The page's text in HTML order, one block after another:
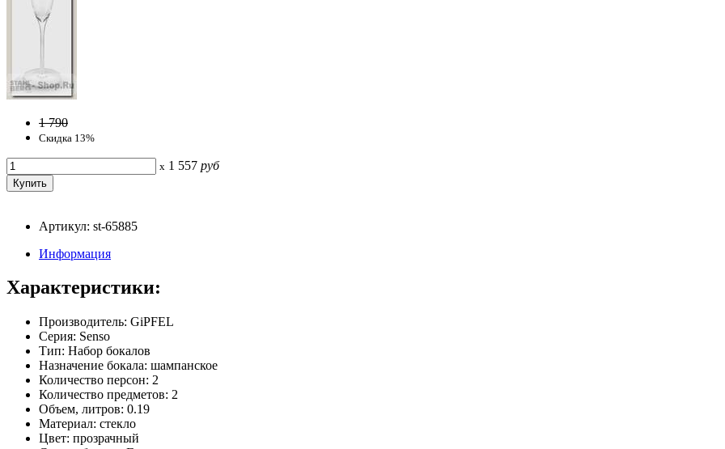
1 790
Скидка 13%
x 1 557 руб
Артикул: st-65885
Информация
Характеристики:
Производитель: GiPFEL
Серия: Senso
Тип: Набор бокалов
Назначение бокала: шампанское
Количество персон: 2
Количество предметов: 2
Объем, литров: 0.19
Материал: стекло
Цвет: прозрачный